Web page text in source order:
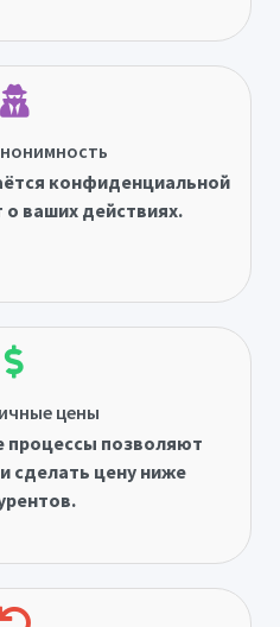
конфиденциальной
о ваших действиях.
цены
процессы позволяют
сделать цену ниже